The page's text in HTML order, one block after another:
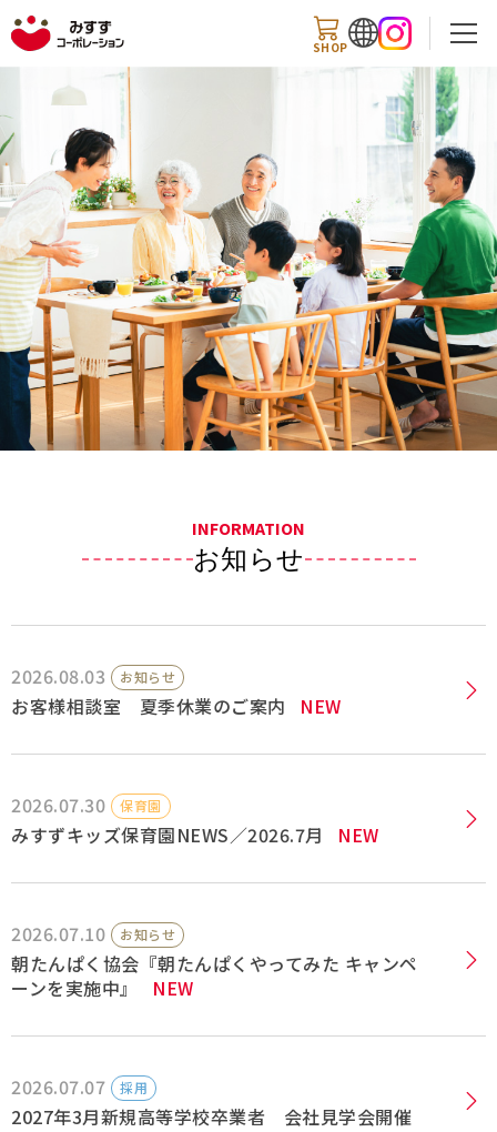
SHOP
検索
商品情報
知る・楽しむ
レシピ
お知らせ
お問い合わせ
INFORMATION
お知らせ
2026.08.03 お知らせ
お客様相談室 夏季休業のご案内 NEW
2026.07.30 保育園
みすずキッズ保育園NEWS／2026.7月 NEW
2026.07.10 お知らせ
朝たんぱく協会『朝たんぱくやってみた キャンペ
ーンを実施中』
NEW
2026.07.07 採用
2027年3月新規高等学校卒業者 会社見学会開催